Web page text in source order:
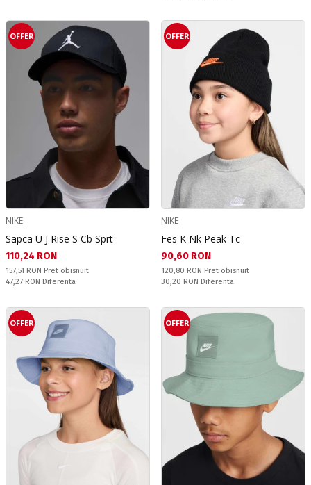
OFFER
NIKE
Sapca U J Rise S Cb Sprt
Текуща цена:
110,24 RON
Pret obisnuit:
157,51 RON Pret obisnuit
Спестявате:
47,27 RON Diferenta
OFFER
NIKE
Fes K Nk Peak Tc
Текуща цена:
90,60 RON
Pret obisnuit:
120,80 RON Pret obisnuit
Спестявате:
30,20 RON Diferenta
OFFER OFFER